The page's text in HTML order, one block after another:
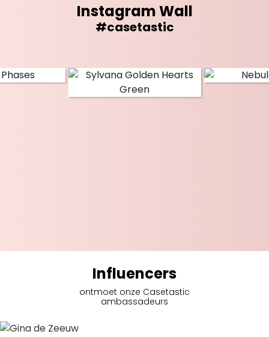
Instagram Wall
#casetastic
Influencers
ontmoet onze Casetastic
ambassadeurs